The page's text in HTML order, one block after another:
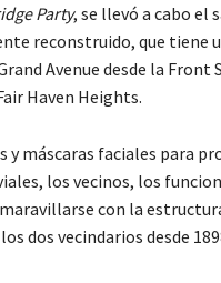
Party, se llevó a cabo el
reconstruido, que tiene
Avenue desde la Front
Haven Heights.
máscaras faciales para
los vecinos, los
con la
dos vecindarios desde